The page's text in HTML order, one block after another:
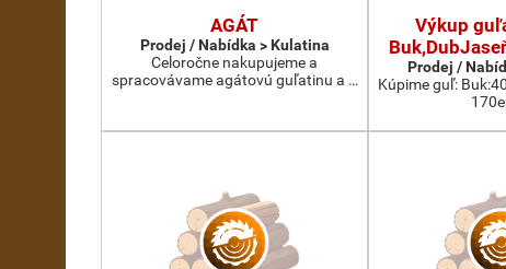
AGÁT
Prodej / Nabídka > Kulatina
Celoročne nakupujeme a
spracovávame agátovú guľatinu a …
Výkup
Prodej /
Kúpime guľ: